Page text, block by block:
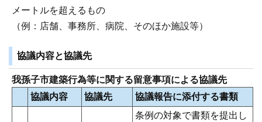
メートルを超えるもの
（例：店舗、事務所、病院、そのほか施設等）
協議内容と協議先
我孫子市建築行為等に関する留意事項による協議先
協議内容
協議先 協議報告に添付する書類
条例の対象で書類を提出し